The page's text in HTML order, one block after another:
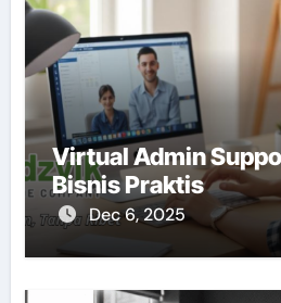
Virtual Admin
Bisnis Praktis
Dec 6, 2025